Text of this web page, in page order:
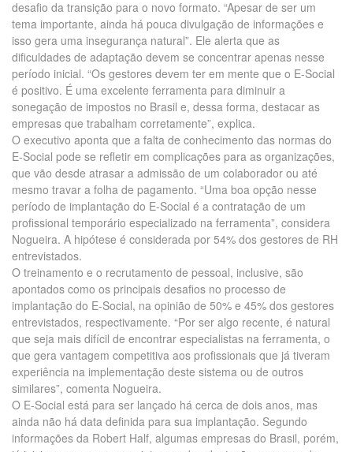
desafio da transição para o novo formato. “Apesar de ser um
tema importante, ainda há pouca divulgação de informações e
isso gera uma insegurança natural”. Ele alerta que as
dificuldades de adaptação devem se concentrar apenas nesse
período inicial. “Os gestores devem ter em mente que o E-Social
é positivo. É uma excelente ferramenta para diminuir a
sonegação de impostos no Brasil e, dessa forma, destacar as
empresas que trabalham corretamente”, explica.
O executivo aponta que a falta de conhecimento das normas do
E-Social pode se refletir em complicações para as organizações,
que vão desde atrasar a admissão de um colaborador ou até
mesmo travar a folha de pagamento. “Uma boa opção nesse
período de implantação do E-Social é a contratação de um
profissional temporário especializado na ferramenta”, considera
Nogueira. A hipótese é considerada por 54% dos gestores de RH
entrevistados.
O treinamento e o recrutamento de pessoal, inclusive, são
apontados como os principais desafios no processo de
implantação do E-Social, na opinião de 50% e 45% dos gestores
entrevistados, respectivamente. “Por ser algo recente, é natural
que seja mais difícil de encontrar especialistas na ferramenta, o
que gera vantagem competitiva aos profissionais que já tiveram
experiência na implementação deste sistema ou de outros
similares”, comenta Nogueira.
O E-Social está para ser lançado há cerca de dois anos, mas
ainda não há data definida para sua implantação. Segundo
informações da Robert Half, algumas empresas do Brasil, porém,